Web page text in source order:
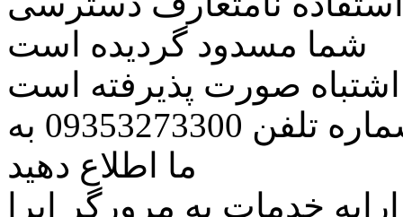
شما مسدود گردیده است
اشتباه صورت پذیرفته است
مراتب این مسئله را از طریق شماره تلفن 09353273300 به
ما اطلاع دهید
خدمات به مرورگر اپرا